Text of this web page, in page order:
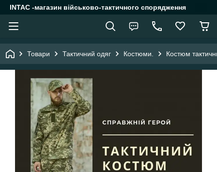
INTAC -магазин військово-тактичного спорядження
Товари Тактичний одяг Костюми. Костюм